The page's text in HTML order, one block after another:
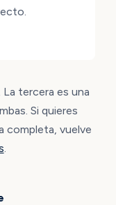
tercera es una
Si quieres
completa, vuelve